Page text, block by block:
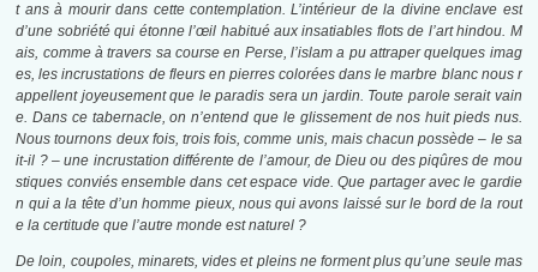
t ans à mourir dans cette contemplation. L’intérieur de la divine enclave est
d’une sobriété qui étonne l’œil habitué aux insatiables flots de l’art hindou. M
ais, comme à travers sa course en Perse, l’islam a pu attraper quelques imag
es, les incrustations de fleurs en pierres colorées dans le marbre blanc nous r
appellent joyeusement que le paradis sera un jardin. Toute parole serait vain
e. Dans ce tabernacle, on n’entend que le glissement de nos huit pieds nus.
Nous tournons deux fois, trois fois, comme unis, mais chacun possède – le sa
it-il ? – une incrustation différente de l’amour, de Dieu ou des piqûres de mou
stiques conviés ensemble dans cet espace vide. Que partager avec le gardie
n qui a la tête d’un homme pieux, nous qui avons laissé sur le bord de la rout
e la certitude que l’autre monde est naturel ?
De loin, coupoles, minarets, vides et pleins ne forment plus qu’une seule mas